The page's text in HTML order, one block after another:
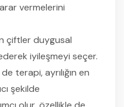
vermelerini
çiftler duygusal
iyileşmeyi seçer.
terapi, ayrılığın en
şekilde